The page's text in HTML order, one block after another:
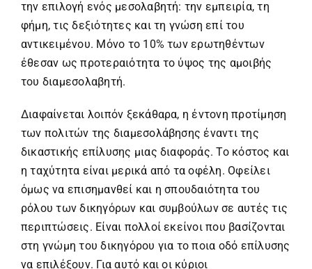
την επιλογή ενός μεσολαβητή: την εμπειρία, τη
φήμη, τις δεξιότητες και τη γνώση επί του
αντικειμένου. Μόνο το 10% των ερωτηθέντων
έθεσαν ως προτεραιότητα το ύψος της αμοιβής
του διαμεσολαβητή.
Διαφαίνεται λοιπόν ξεκάθαρα, η έντονη προτίμηση
των πολιτών της διαμεσολάβησης έναντι της
δικαστικής επίλυσης μιας διαφοράς. Το κόστος και
η ταχύτητα είναι μερικά από τα οφέλη. Οφείλει
όμως να επισημανθεί και η σπουδαιότητα του
ρόλου των δικηγόρων και συμβούλων σε αυτές τις
περιπτώσεις. Είναι πολλοί εκείνοι που βασίζονται
στη γνώμη του δικηγόρου για το ποια οδό επίλυσης
να επιλέξουν. Για αυτό και οι κύριοι